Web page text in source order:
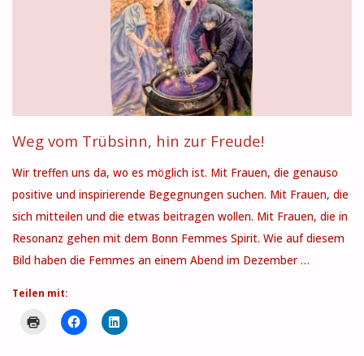
Weg vom Trübsinn, hin zur Freude!
Wir treffen uns da, wo es möglich ist. Mit Frauen, die genauso
positive und inspirierende Begegnungen suchen. Mit Frauen, die
sich mitteilen und die etwas beitragen wollen. Mit Frauen, die in
Resonanz gehen mit dem Bonn Femmes Spirit. Wie auf diesem
Bild haben die Femmes an einem Abend im Dezember …
Teilen mit: